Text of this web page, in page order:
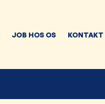
JOB HOS OS KONTAKT